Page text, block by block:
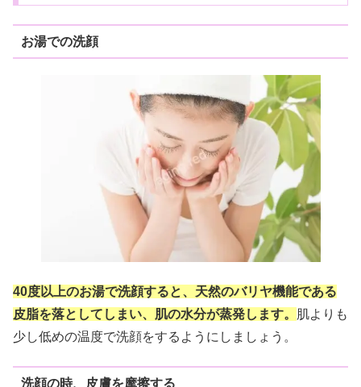
お湯での洗顔
40度以上のお湯で洗顔すると、天然のバリヤ機能である
皮脂を落としてしまい、肌の水分が蒸発します。
肌よりも
少し低めの温度で洗顔をするようにしましょう。
洗顔の時、皮膚を摩擦する